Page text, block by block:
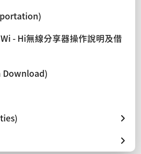
- Hi無線分享器操作說明及借
Download)